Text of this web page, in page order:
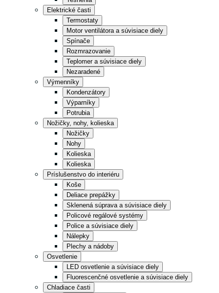
Víno, pivo, sódovky
Večerky a malé predajne
Maloobchod / Retail
Čierne prevedenie
Energeticky účinné chladenie
Kuchyňa
Skladovanie
Rýchle občerstvenie
Elektrické časti
Termostaty
Motor ventilátora a súvisiace diely
Spínače
Rozmrazovanie
Teplomer a súvisiace diely
Nezaradené
Výmenníky
Kondenzátory
Výparníky
Potrubia
Nožičky, nohy, kolieska
Nožičky
Nohy
Kolieska
Kolieska
Príslušenstvo do interiéru
Koše
Deliace prepážky
Sklenená súprava a súvisiace diely
Policové regálové systémy
Police a súvisiace diely
Nálepky
Plechy a nádoby
Osvetlenie
LED osvetlenie a súvisiace diely
Fluorescenčné osvetlenie a súvisiace diely
Chladiace časti